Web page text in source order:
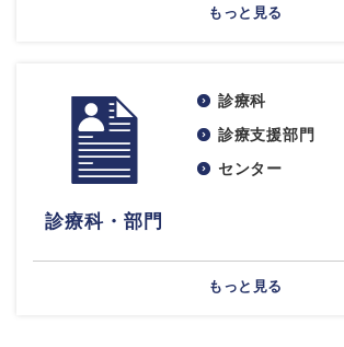
もっと見る
診療科・部門
診療科
診療支援部門
センター
もっと見る